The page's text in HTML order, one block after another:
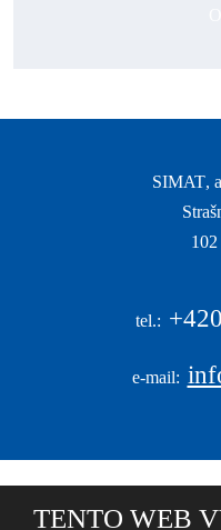
SIMAT,
tel.: +420
e-mail:
TENTO WEB